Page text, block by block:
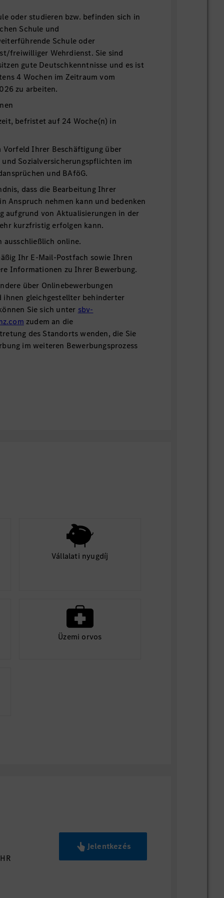
oder studieren bzw. befinden sich in
Schule und
Schule oder
freiwilliger Wehrdienst. Sie sind
gute Deutschkenntnisse und es ist
4 Wochen im Zeitraum vom
zu arbeiten.
befristet auf 24 Woche(n) in
Vorfeld Ihrer Beschäftigung über
Sozialversicherungspflichten im
und BAföG.
dass die Bearbeitung Ihrer
Anspruch nehmen kann und bedenken
aufgrund von Aktualisierungen in der
kurzfristig erfolgen kann.
ausschließlich online.
Ihr E-Mail-Postfach sowie Ihren
Informationen zu Ihrer Bewerbung.
über Onlinebewerbungen
ihnen gleichgestellter behinderter
Sie sich unter sbv-
zudem an die
des Standorts wenden, die Sie
im weiteren Bewerbungsprozess
Vállalati nyugdíj
Üzemi orvos
Jelentkezés